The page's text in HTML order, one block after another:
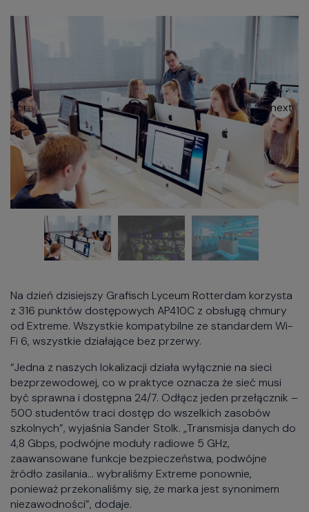
Na dzień dzisiejszy Grafisch Lyceum Rotterdam korzysta
z 316 punktów dostępowych AP410C z obsługą chmury
od Extreme. Wszystkie kompatybilne ze standardem Wi-
Fi 6, wszystkie działające bez przerwy.
“Jedna z naszych lokalizacji działa wyłącznie na sieci
bezprzewodowej, co w praktyce oznacza że sieć musi
być sprawna i dostępna 24/7. Odłącz jeden przełącznik –
500 studentów traci dostęp do wszelkich zasobów
szkolnych”, wyjaśnia Sander Stolk. „Transmisja danych do
4,8 Gbps, podwójne moduły radiowe 5 GHz,
zaawansowane funkcje bezpieczeństwa, podwójne
źródło zasilania… wybraliśmy Extreme ponownie,
ponieważ przekonaliśmy się, że marka jest synonimem
niezawodności”, dodaje.